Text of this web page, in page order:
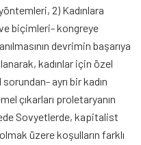
2) Kadınlara
biçimleri- kongreye
devrimin başarıya
kadınlar için özel
ayrı bir kadın
çıkarları proletaryanın
Sovyetlerde, kapitalist
üzere koşulların farklı